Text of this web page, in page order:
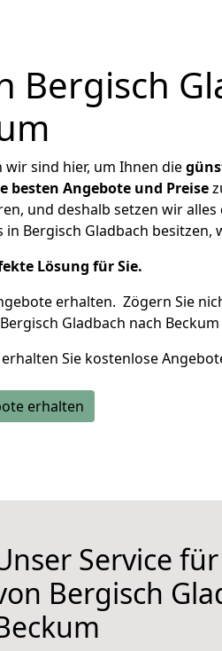
sind hier, um Ihnen die
besten Angebote und Preise
und deshalb setzen wir
Bergisch Gladbach besitzen,
Lösung für Sie.
erhalten. Zögern Sie
Gladbach nach
Sie kostenlose
erhalten
Service
Bergisch